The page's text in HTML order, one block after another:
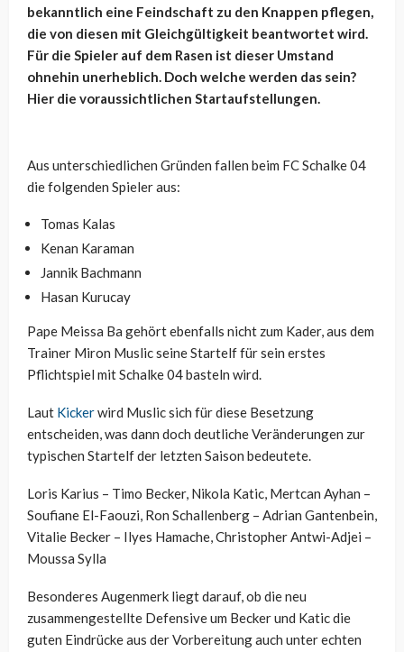
bekanntlich eine Feindschaft zu den Knappen pflegen,
die von diesen mit Gleichgültigkeit beantwortet wird.
Für die Spieler auf dem Rasen ist dieser Umstand
ohnehin unerheblich. Doch welche werden das sein?
Hier die voraussichtlichen Startaufstellungen.
Aus unterschiedlichen Gründen fallen beim FC Schalke 04
die folgenden Spieler aus:
Tomas Kalas
Kenan Karaman
Jannik Bachmann
Hasan Kurucay
Pape Meissa Ba gehört ebenfalls nicht zum Kader, aus dem
Trainer Miron Muslic seine Startelf für sein erstes
Pflichtspiel mit Schalke 04 basteln wird.
Laut Kickerwird Muslic sich für diese Besetzung
entscheiden, was dann doch deutliche Veränderungen zur
typischen Startelf der letzten Saison bedeutete.
Loris Karius – Timo Becker, Nikola Katic, Mertcan Ayhan –
Soufiane El-Faouzi, Ron Schallenberg – Adrian Gantenbein,
Vitalie Becker – Ilyes Hamache, Christopher Antwi-Adjei –
Moussa Sylla
Besonderes Augenmerk liegt darauf, ob die neu
zusammengestellte Defensive um Becker und Katic die
guten Eindrücke aus der Vorbereitung auch unter echten